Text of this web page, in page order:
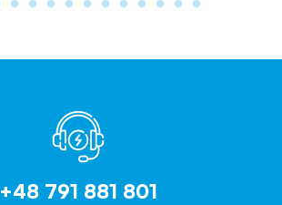
+48 791 881 801